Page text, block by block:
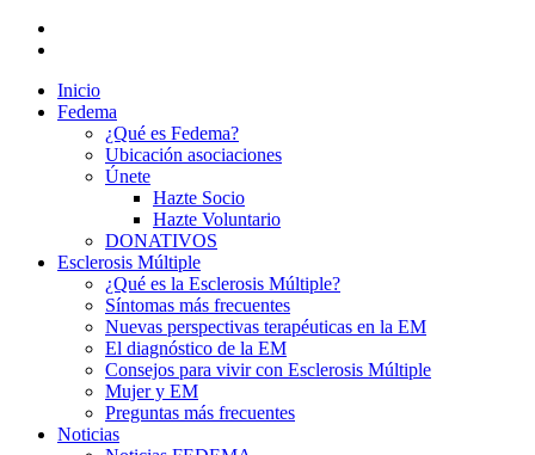
Inicio
Fedema
¿Qué es Fedema?
Ubicación asociaciones
Únete
Hazte Socio
Hazte Voluntario
DONATIVOS
Esclerosis Múltiple
¿Qué es la Esclerosis Múltiple?
Síntomas más frecuentes
Nuevas perspectivas terapéuticas en la EM
El diagnóstico de la EM
Consejos para vivir con Esclerosis Múltiple
Mujer y EM
Preguntas más frecuentes
Noticias